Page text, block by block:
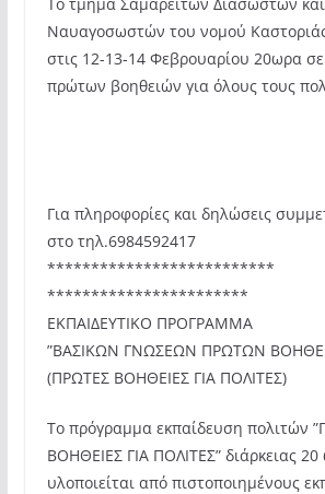
Ναυαγοσωστών του νομού
στις 12-13-14 Φεβρουαρίου 20ωρα
πρώτων βοηθειών για όλους τους
Για πληροφορίες και δηλώσεις
στο τηλ.6984592417
**************************
***********************
ΕΚΠΑΙΔΕΥΤΙΚΟ ΠΡΟΓΡΑΜΜΑ
”ΒΑΣΙΚΩΝ ΓΝΩΣΕΩΝ ΠΡΩΤΩΝ
(ΠΡΩΤΕΣ ΒΟΗΘΕΙΕΣ ΓΙΑ ΠΟΛΙΤΕΣ)
Το πρόγραμμα εκπαίδευση πολιτών
ΒΟΗΘΕΙΕΣ ΓΙΑ ΠΟΛΙΤΕΣ” διάρκειας
υλοποιείται από πιστοποιημένους